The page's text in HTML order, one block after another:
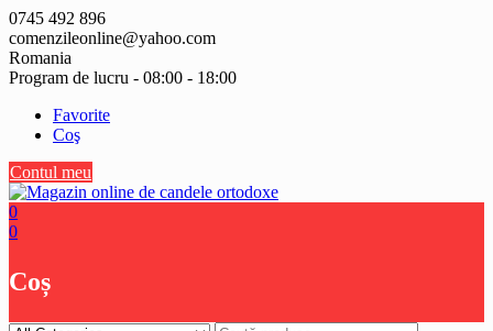
Skip
to
content
0745 492 896
comenzileonline@yahoo.com
Romania
Program de lucru - 08:00 - 18:00
Favorite
Coş
Contul meu
0
0
Coș